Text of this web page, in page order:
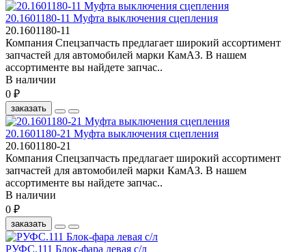
20.1601180-11 Муфта выключения сцепления
20.1601180-11
Компания Спецзапчасть предлагает широкий ассортимент
запчастей для автомобилей марки КамАЗ. В нашем
ассортименте вы найдете запчас..
В наличии
0 ₽
заказать
20.1601180-21 Муфта выключения сцепления
20.1601180-21
Компания Спецзапчасть предлагает широкий ассортимент
запчастей для автомобилей марки КамАЗ. В нашем
ассортименте вы найдете запчас..
В наличии
0 ₽
заказать
РУФС.111 Блок-фара левая с/л